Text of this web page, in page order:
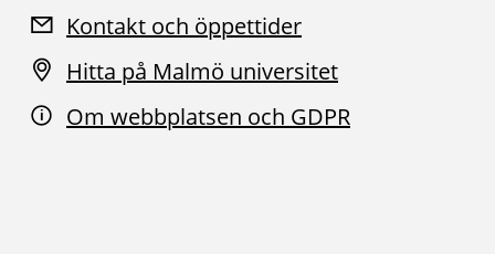
Kontakt och öppettider
Hitta på Malmö universitet
Om webbplatsen och GDPR